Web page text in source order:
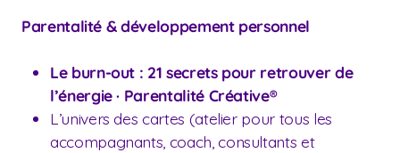
Parentalité & développement personnel
Le burn-out : 21 secrets pour retrouver de
l’énergie · Parentalité Créative®
L’univers des cartes (atelier pour tous les
accompagnants, coach, consultants et